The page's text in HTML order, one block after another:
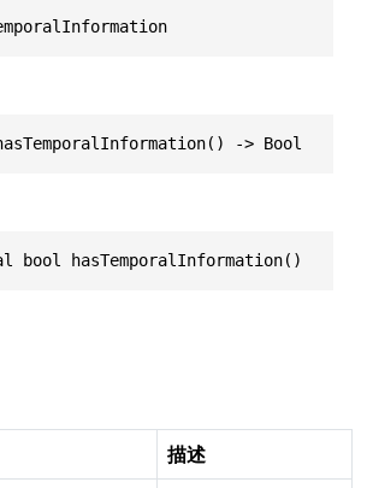
-> Bool
hasTemporalInformation()
描述